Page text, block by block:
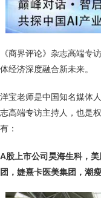
《商界评论》杂志高端专
体经济深度融合新未来。
洋宝老师是中国知名媒体
志高端专访主持人，也是
有：
A股上市公司昊海生科，
团，婕熹卡医美集团，潮